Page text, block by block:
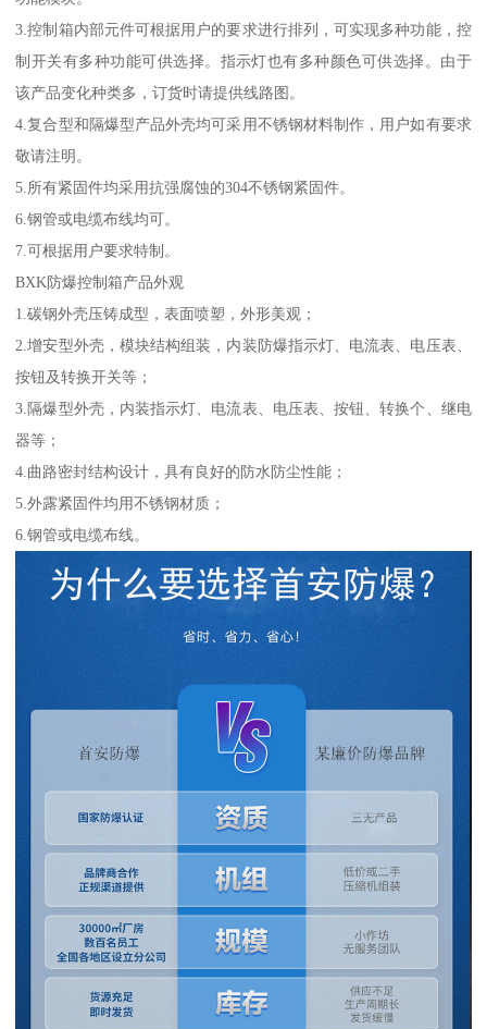
3.控制箱内部元件可根据用户的要求进行排列，可实现多种功能，控
制开关有多种功能可供选择。指示灯也有多种颜色可供选择。由于
该产品变化种类多，订货时请提供线路图。
4.复合型和隔爆型产品外壳均可采用不锈钢材料制作，用户如有要求
敬请注明。
5.所有紧固件均采用抗强腐蚀的304不锈钢紧固件。
6.钢管或电缆布线均可。
7.可根据用户要求特制。
BXK防爆控制箱产品外观
1.碳钢外壳压铸成型，表面喷塑，外形美观；
2.增安型外壳，模块结构组装，内装防爆指示灯、电流表、电压表、
按钮及转换开关等；
3.隔爆型外壳，内装指示灯、电流表、电压表、按钮、转换个、继电
器等；
4.曲路密封结构设计，具有良好的防水防尘性能；
5.外露紧固件均用不锈钢材质；
6.钢管或电缆布线。